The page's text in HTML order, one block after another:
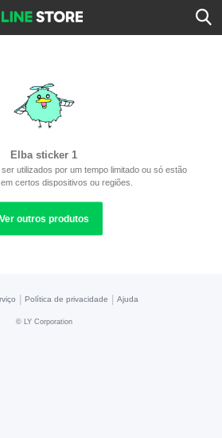
Elba sticker 1
utilizados por um tempo limitado ou só estão
certos dispositivos ou regiões.
Ver outros produtos
Política de privacidade Ajuda
© LY Corporation